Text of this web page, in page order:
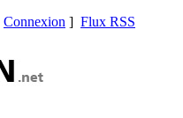
Connexion ] Flux RSS